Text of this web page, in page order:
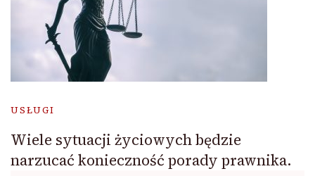
USŁUGI
Wiele sytuacji życiowych będzie
narzucać konieczność porady prawnika.